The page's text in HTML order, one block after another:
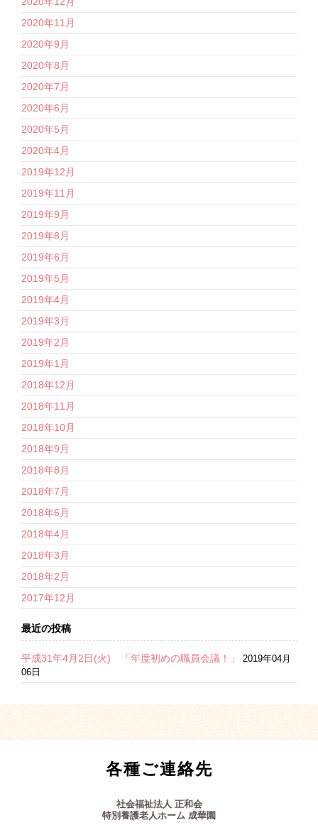
2020年11月
2020年9月
2020年8月
2020年7月
2020年6月
2020年5月
2020年4月
2019年12月
2019年11月
2019年9月
2019年8月
2019年6月
2019年5月
2019年4月
2019年3月
2019年2月
2019年1月
2018年12月
2018年11月
2018年10月
2018年9月
2018年8月
2018年7月
2018年6月
2018年4月
2018年3月
2018年2月
2017年12月
最近の投稿
平成31年4月2日(火) 「年度初めの職員会議！」
2019年04月
06日
各種ご連絡先
社会福祉法人 正和会
特別養護老人ホーム 成華園